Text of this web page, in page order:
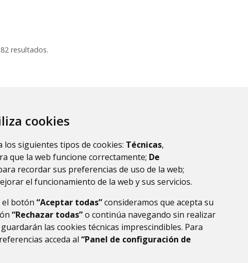
cookies
los siguientes tipos de cookies: Técnicas,
que la web funcione correctamente; De
recordar sus preferencias de uso de la web;
el funcionamiento de la web y sus servicios.
el botón “Aceptar todas”consideramos que acepta su
“Rechazar todas”o continúa navegando sin realizar
las cookies técnicas imprescindibles. Para
acceda al “Panel de configuración de
resultados.
DE DATOS ACCESIBILIDAD POLÍTICA DE COOKIES